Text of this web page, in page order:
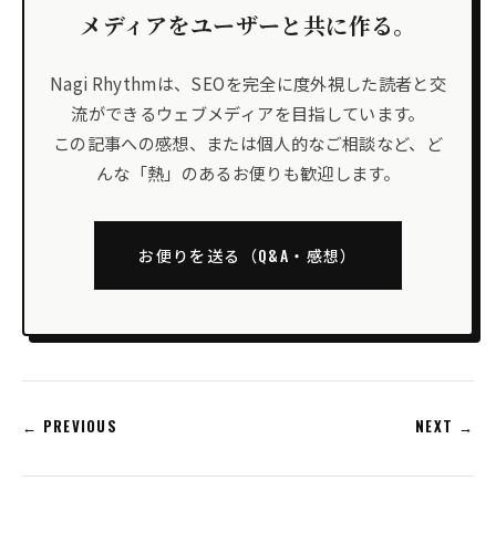
メディアをユーザーと共に作る。
Nagi Rhythmは、SEOを完全に度外視した読者と交
流ができるウェブメディアを目指しています。
この記事への感想、または個人的なご相談など、ど
んな「熱」のあるお便りも歓迎します。
お便りを送る（Q&A・感想）
← PREVIOUS NEXT →